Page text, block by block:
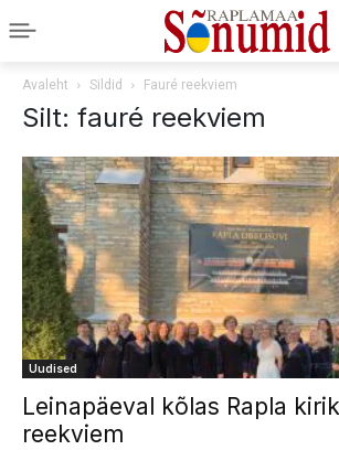
Avaleht Sildid Fauré reekviem
Silt: fauré reekviem
Uudised
Leinapäeval kõlas Rapla
reekviem